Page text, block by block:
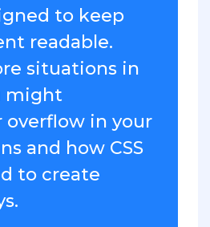
to keep
readable.
situations in
might
overflow in your
and how CSS
to create